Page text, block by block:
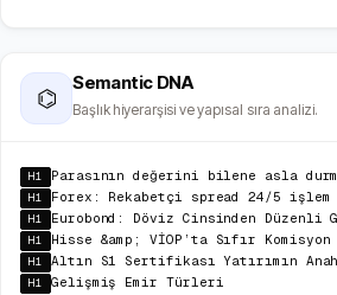
⌬
Semantic DNA
Başlık hiyerarşisi ve yapısal sıra analizi.
H1
H1 Forex: Rekabetçi spread 24/5 işlem
H1
H1 Hisse &amp; VİOP’ta Sıfır Komisyon
H1
H1 Gelişmiş Emir Türleri